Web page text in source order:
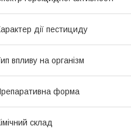
дії пестициду
впливу на організм
форма
склад